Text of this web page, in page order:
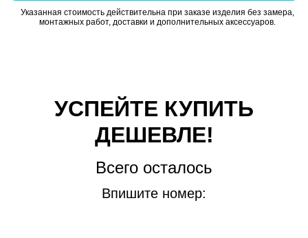
Указанная стоимость действительна при заказе изделия без замера,
монтажных работ, доставки и дополнительных аксессуаров.
УСПЕЙТЕ КУПИТЬ
ДЕШЕВЛЕ!
Всего осталось
Впишите номер: